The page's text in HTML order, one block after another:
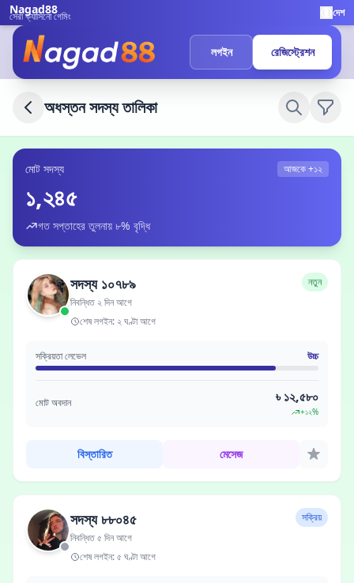
Nagad88
সেরা ক্যাসিনো গেমিং দেশ
লগইন রেজিস্ট্রেশন
অধস্তন সদস্য তালিকা
মোট সদস্য আজকে +১২
১,২৪৫
গত সপ্তাহের তুলনায় ৮% বৃদ্ধি
সদস্য ১০৭৮৯
নিবন্ধিত ২ দিন আগে
নতুন
শেষ লগইন: ২ ঘণ্টা আগে
সক্রিয়তা লেভেল উচ্চ
মোট অবদান ৳ ১২,৫৮০
+১২%
বিস্তারিত মেসেজ
সদস্য ৮৮০৪৫
নিবন্ধিত ৫ দিন আগে
সক্রিয়
শেষ লগইন: ৫ ঘণ্টা আগে